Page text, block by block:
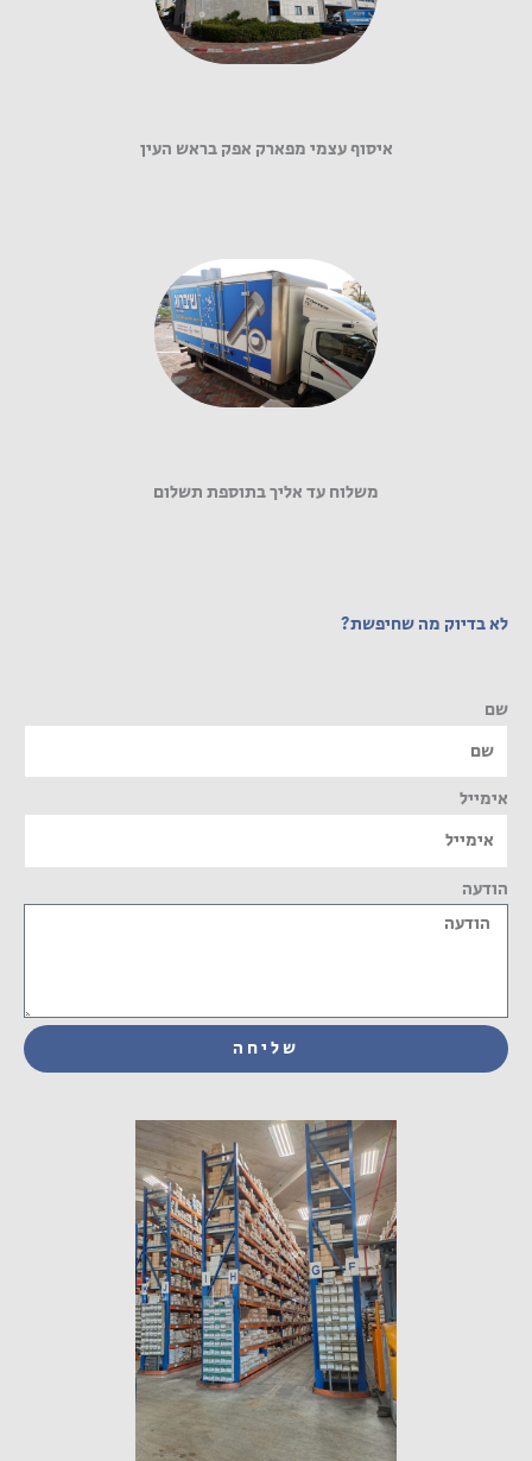
איסוף עצמי מפארק אפק בראש העין
משלוח עד אליך בתוספת תשלום
לא בדיוק מה שחיפשת?
שם
אימייל
הודעה
שליחה